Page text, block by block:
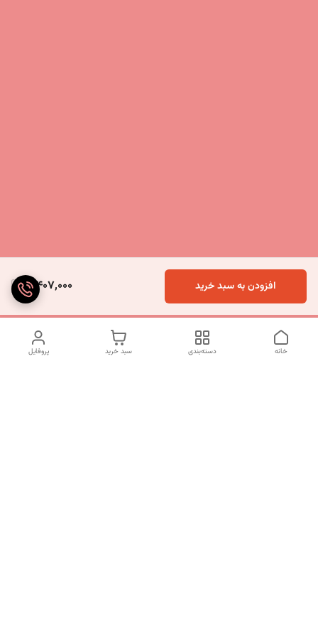
3,407,000 افزودن به سبد خرید
پروفایل سبد خرید دسته‌بندی خانه